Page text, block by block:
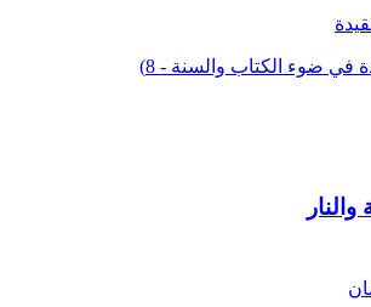
ضوء الكتاب والسنة - 8)